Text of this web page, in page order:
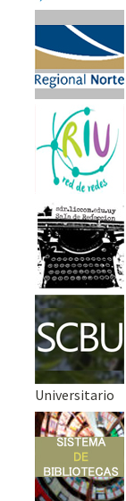
Universitario